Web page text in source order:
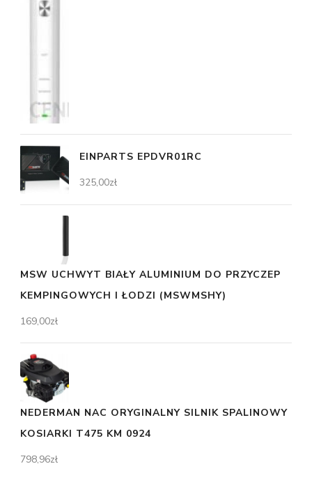
EINPARTS EPDVR01RC
325,00zł
MSW UCHWYT BIAŁY ALUMINIUM DO PRZYCZEP
KEMPINGOWYCH I ŁODZI (MSWMSHY)
169,00zł
NEDERMAN NAC ORYGINALNY SILNIK SPALINOWY
KOSIARKI T475 KM 0924
798,96zł